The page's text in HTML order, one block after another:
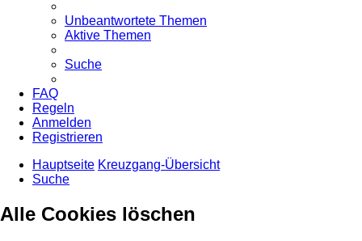
Unbeantwortete Themen
Aktive Themen
Suche
FAQ
Regeln
Anmelden
Registrieren
Hauptseite Kreuzgang-Übersicht
Suche
Alle Cookies löschen